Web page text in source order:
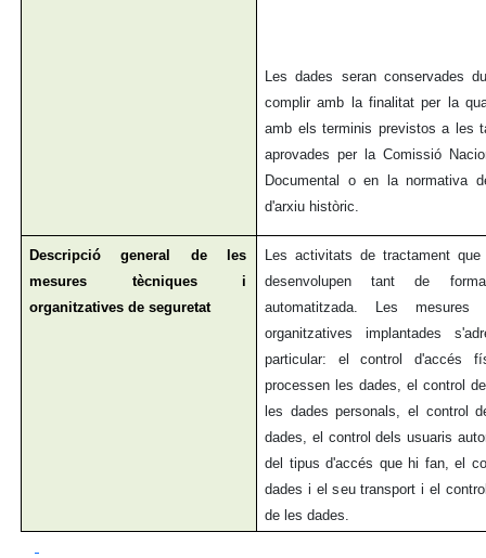
Les dades seran conservades
complir amb la finalitat per la
amb els terminis previstos a les
aprovades per la Comissió
Documental o en la normativa
d'arxiu històric.
Descripció general de les
mesures tècniques i
organitzatives de seguretat
Les activitats de tractament
desenvolupen tant de
automatitzada. Les
organitzatives implantades
particular: el control d'accés
processen les dades, el control
les dades personals, el control
dades, el control dels usuaris
del tipus d'accés que hi fan, el
dades i el seu transport i el
de les dades.